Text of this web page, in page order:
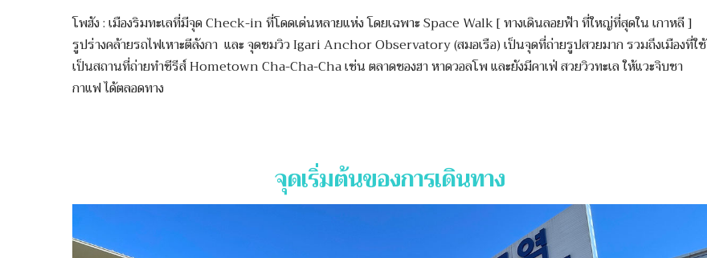
โพฮัง : เมืองริมทะเลที่มีจุด Check-in ที่โดดเด่นหลายแห่ง โดยเฉพาะ Space Walk [ ทางเดินลอยฟ้า ที่ใหญ่ที่สุดใน เกาหลี ]
รูปร่างคล้ายรถไฟเหาะตีลังกา และ จุดชมวิว Igari Anchor Observatory (สมอเรือ) เป็นจุดที่ถ่ายรูปสวยมาก รวมถึงเมืองที่ใช้
เป็นสถานที่ถ่ายทำซีรีส์ Hometown Cha-Cha-Cha เช่น ตลาดชองฮา หาดวอลโพ และยังมีคาเฟ่ สวยวิวทะเล ให้แวะจิบชา
กาแฟ ได้ตลอดทาง
จุดเริ่มต้นของการเดินทาง